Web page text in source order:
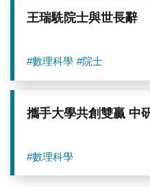
王瑞駪院士與世長辭
#數理科學 #院士
攜手
#數理科學